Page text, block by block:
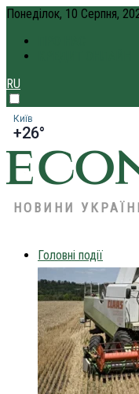
Понеділок, 10 Серпня,
RU
Київ
+26°
НОВИНИ
Головні події